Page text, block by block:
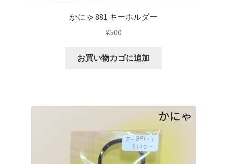
かにゃ 881 キーホルダー
¥500
お買い物カゴに追加